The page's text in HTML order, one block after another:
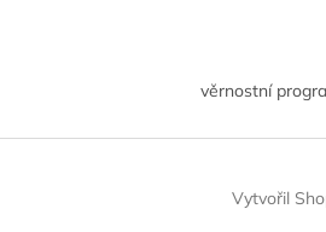
věrnostní
Vytvořil